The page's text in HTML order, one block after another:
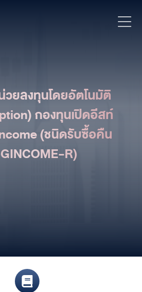
ยลงทุนโดยอัตโนมัติ
กองทุนเปิดอีสท์
(ชนิดรับซื้อคืน
R)